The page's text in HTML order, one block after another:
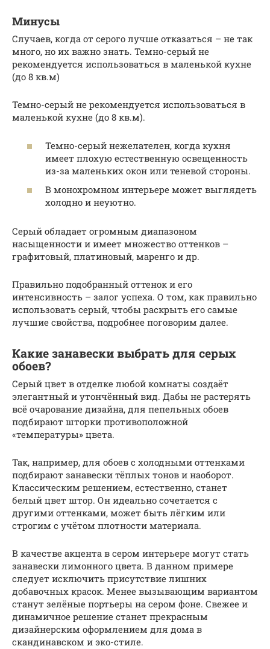
Минусы
Случаев, когда от серого лучше отказаться – не так
много, но их важно знать. Темно-серый не
рекомендуется использоваться в маленькой кухне
(до 8 кв.м)
Темно-серый не рекомендуется использоваться в
маленькой кухне (до 8 кв.м).
Темно-серый нежелателен, когда кухня
имеет плохую естественную освещенность
из-за маленьких окон или теневой стороны.
В монохромном интерьере может выглядеть
холодно и неуютно.
Серый обладает огромным диапазоном
насыщенности и имеет множество оттенков –
графитовый, платиновый, маренго и др.
Правильно подобранный оттенок и его
интенсивность – залог успеха. О том, как правильно
использовать серый, чтобы раскрыть его самые
лучшие свойства, подробнее поговорим далее.
Какие занавески выбрать для серых
обоев?
Серый цвет в отделке любой комнаты создаёт
элегантный и утончённый вид. Дабы не растерять
всё очарование дизайна, для пепельных обоев
подбирают шторки противоположной
«температуры» цвета.
Так, например, для обоев с холодными оттенками
подбирают занавески тёплых тонов и наоборот.
Классическим решением, естественно, станет
белый цвет штор. Он идеально сочетается с
другими оттенками, может быть лёгким или
строгим с учётом плотности материала.
В качестве акцента в сером интерьере могут стать
занавески лимонного цвета. В данном примере
следует исключить присутствие лишних
добавочных красок. Менее вызывающим вариантом
станут зелёные портьеры на сером фоне. Свежее и
динамичное решение станет прекрасным
дизайнерским оформлением для дома в
скандинавском и эко-стиле.